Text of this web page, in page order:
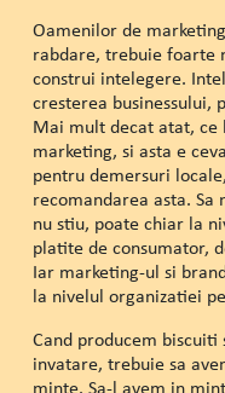
Oamenilor de
rabdare, trebuie foarte
construi intelegere.
cresterea businessului,
Mai mult decat atat, ce
marketing, si asta e
pentru demersuri
recomandarea asta. Sa
nu stiu, poate chiar la
platite de consumator,
Iar marketing-ul si
la nivelul organizatiei
Cand producem
invatare, trebuie sa
minte. Sa-l avem in